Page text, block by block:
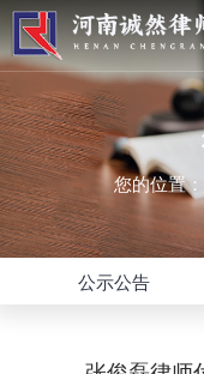
您的位置：
公示公告